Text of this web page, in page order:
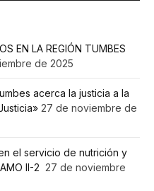
EN LA REGIÓN TUMBES
de 2025
acerca la justicia a la
27 de noviembre de
el servicio de nutrición y
II-2 27 de noviembre